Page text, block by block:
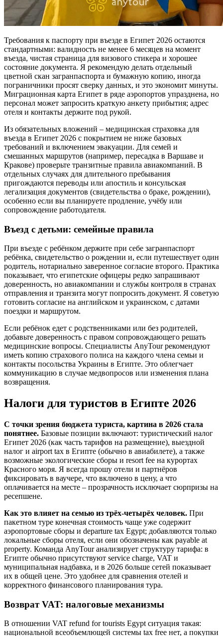
Требования к паспорту при въезде в Египет 2026 остаются
стандартными: валидность не менее 6 месяцев на момент
въезда, чистая страница для визового стикера и хорошее
состояние документа. Я рекомендую делать отдельный
цветной скан загранпаспорта и бумажную копию, иногда
пограничники просят сверку данных, и это экономит минуты.
Миграционная карта Египет в ряде аэропортов упразднена, но
персонал может запросить краткую анкету прибытия; адрес
отеля и контакты держите под рукой.
Из обязательных вложений – медицинская страховка для
въезда в Египет 2026 с покрытием не ниже базовых
требований и включением эвакуации. Для семей и
смешанных маршрутов (например, пересадка в Варшаве и
Кракове) проверьте транзитные правила авиакомпаний. В
отдельных случаях для длительного пребывания
пригождаются переводы или апостиль и консульская
легализация документов (свидетельства о браке, рождении),
особенно если вы планируете продление, учёбу или
сопровождение работодателя.
Въезд с детьми: семейные правила
При въезде с ребёнком держите при себе загранпаспорт
ребёнка, свидетельство о рождении и, если путешествует один
родитель, нотариально заверенное согласие второго. Практика
показывает, что египетские офицеры редко запрашивают
доверенность, но авиакомпании и службы контроля в странах
отправления и транзита могут попросить документ. Я советую
готовить согласие на английском и украинском, с датами
поездки и маршрутом.
Если ребёнок едет с родственниками или без родителей,
добавьте доверенность с правом сопровождающего решать
медицинские вопросы. Специалисты AnyTour рекомендуют
иметь копию страхового полиса на каждого члена семьи и
контакты посольства Украины в Египте. Это облегчает
коммуникацию в случае медвопросов или изменения плана
возвращения.
Налоги для туристов в Египте 2026
С точки зрения бюджета туриста, картина в 2026 стала
понятнее. Базовые позиции включают: туристический налог
Египет 2026 (как часть тарифов на размещение), выездной
налог и airport tax в Египте (обычно в авиабилете), а также
возможные экологические сборы и resort fee на курортах
Красного моря. Я всегда прошу отели и партнёров
фиксировать в ваучере, что включено в цену, а что
оплачивается на месте – прозрачность исключает сюрпризы на
ресепшене.
Как это влияет на семью из трёх-четырёх человек. При
пакетном туре конечная стоимость чаще уже содержит
аэропортовые сборы и departure tax Egypt; добавляются только
локальные сборы отеля, если они обозначены как payable at
property. Команда AnyTour анализирует структуру тарифа: в
Египте обычно присутствуют service charge, VAT и
муниципальная надбавка, и в 2026 больше сетей показывает
их в общей цене. Это удобнее для сравнения отелей и
корректного финансового планирования тура.
Возврат VAT: налоговые механизмы
В отношении VAT refund for tourists Egypt ситуация такая:
национальной всеобъемлющей системы tax free нет, а покупки